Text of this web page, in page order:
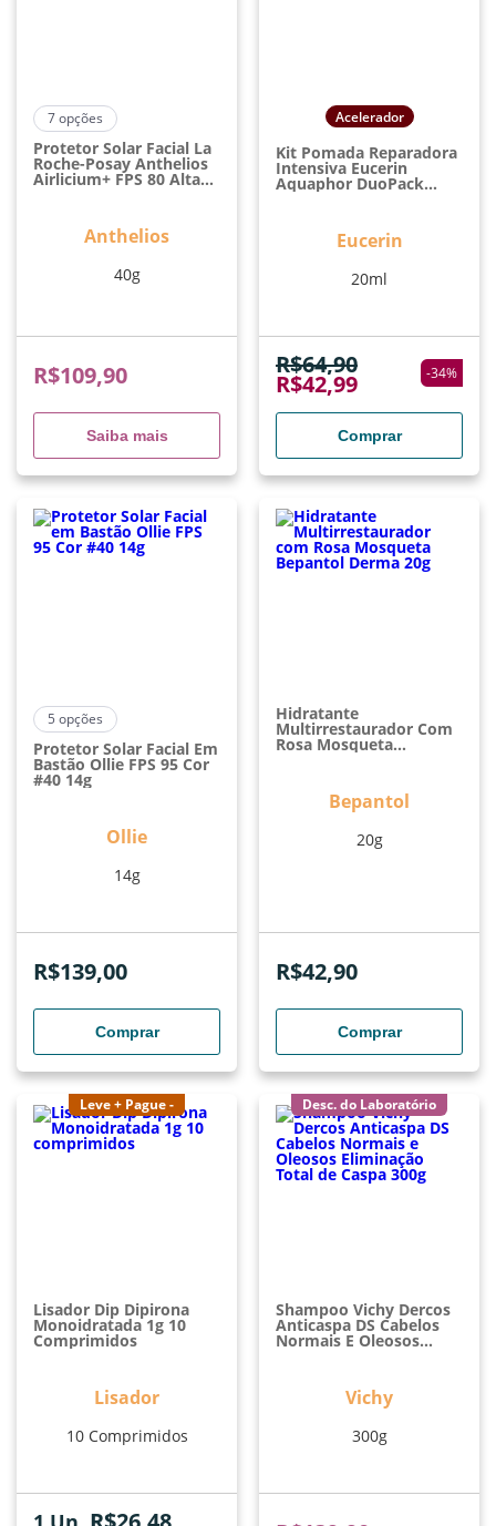
7opções
Protetor Solar Facial La
Roche-Posay Anthelios
Airlicium+ FPS 80 Alta
Anthelios
40g
R$109,90
Saiba mais
Acelerador
Kit Pomada Reparadora
Intensiva Eucerin
Aquaphor DuoPack
Com 2 Unidades
Eucerin
20ml
R$64,90
R$42,99 -34%
Comprar
5 opções
Protetor Solar Facial Em
Bastão Ollie FPS 95 Cor
#40 14g
Ollie
14g
R$139,00
Comprar
Hidratante
Multirrestaurador Com
Rosa Mosqueta
Bepantol Derma 20g
Bepantol
20g
R$42,90
Comprar
Leve + Pague -
Lisador Dip Dipirona
Monoidratada 1g 10
Comprimidos
Lisador
10 Comprimidos
Desc. do Laboratório
Shampoo Vichy Dercos
Anticaspa DS Cabelos
Normais E Oleosos
Vichy
300g